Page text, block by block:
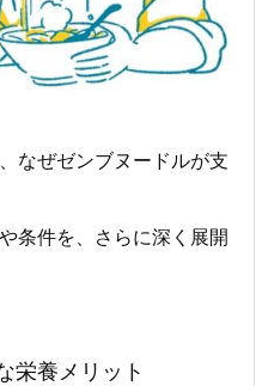
なぜゼンブヌードルが支
条件を、さらに深く展開
栄養メリット